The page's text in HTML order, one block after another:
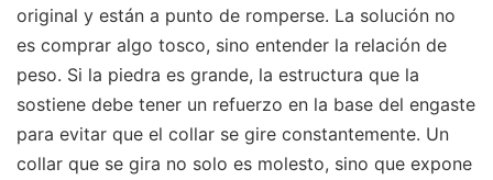
original y están a punto de romperse. La solución no
es comprar algo tosco, sino entender la relación de
peso. Si la piedra es grande, la estructura que la
sostiene debe tener un refuerzo en la base del engaste
para evitar que el collar se gire constantemente. Un
collar que se gira no solo es molesto, sino que expone